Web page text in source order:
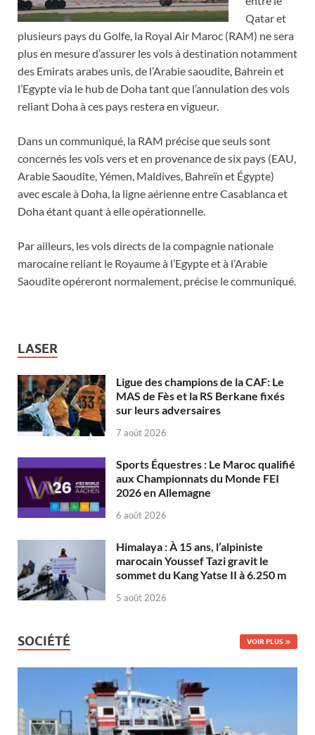
Qatar et
plusieurs pays du Golfe, la Royal Air Maroc (RAM) ne sera
plus en mesure d’assurer les vols à destination notamment
des Emirats arabes unis, de l’Arabie saoudite, Bahrein et
l’Egypte via le hub de Doha tant que l’annulation des vols
reliant Doha à ces pays restera en vigueur.
Dans un communiqué, la RAM précise que seuls sont
concernés les vols vers et en provenance de six pays (EAU,
Arabie Saoudite, Yémen, Maldives, Bahreïn et Égypte)
avec escale à Doha, la ligne aérienne entre Casablanca et
Doha étant quant à elle opérationnelle.
Par ailleurs, les vols directs de la compagnie nationale
marocaine reliant le Royaume à l’Egypte et à l’Arabie
Saoudite opéreront normalement, précise le communiqué.
LASER
Ligue des champions de la CAF: Le
MAS de Fès et la RS Berkane fixés
sur leurs adversaires
7 août 2026
Sports Équestres : Le Maroc qualifié
aux Championnats du Monde FEI
2026 en Allemagne
6 août 2026
Himalaya : À 15 ans, l’alpiniste
marocain Youssef Tazi gravit le
sommet du Kang Yatse II à 6.250 m
5 août 2026
SOCIÉTÉ VOIR PLUS